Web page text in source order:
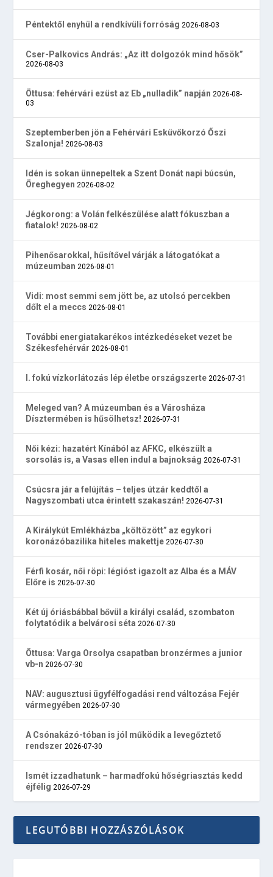
Péntektől enyhül a rendkívüli forróság 2026-08-03
Cser-Palkovics András: „Az itt dolgozók mind hősök”
2026-08-03
Öttusa: fehérvári ezüst az Eb „nulladik” napján 2026-08-
03
Szeptemberben jön a Fehérvári Esküvőkorzó Őszi
Szalonja! 2026-08-03
Idén is sokan ünnepeltek a Szent Donát napi búcsún,
Öreghegyen 2026-08-02
Jégkorong: a Volán felkészülése alatt fókuszban a
fiatalok! 2026-08-02
Pihenősarokkal, hűsítővel várják a látogatókat a
múzeumban 2026-08-01
Vidi: most semmi sem jött be, az utolsó percekben
dőlt el a meccs 2026-08-01
További energiatakarékos intézkedéseket vezet be
Székesfehérvár 2026-08-01
I. fokú vízkorlátozás lép életbe országszerte 2026-07-31
Meleged van? A múzeumban és a Városháza
Dísztermében is hűsölhetsz! 2026-07-31
Női kézi: hazatért Kínából az AFKC, elkészült a
sorsolás is, a Vasas ellen indul a bajnokság 2026-07-31
Csúcsra jár a felújítás – teljes útzár keddtől a
Nagyszombati utca érintett szakaszán! 2026-07-31
A Királykút Emlékházba „költözött” az egykori
koronázóbazilika hiteles makettje 2026-07-30
Férfi kosár, női röpi: légióst igazolt az Alba és a MÁV
Előre is 2026-07-30
Két új óriásbábbal bővül a királyi család, szombaton
folytatódik a belvárosi séta 2026-07-30
Öttusa: Varga Orsolya csapatban bronzérmes a junior
vb-n 2026-07-30
NAV: augusztusi ügyfélfogadási rend változása Fejér
vármegyében 2026-07-30
A Csónakázó-tóban is jól működik a levegőztető
rendszer 2026-07-30
Ismét izzadhatunk – harmadfokú hőségriasztás kedd
éjfélig 2026-07-29
LEGUTÓBBI HOZZÁSZÓLÁSOK